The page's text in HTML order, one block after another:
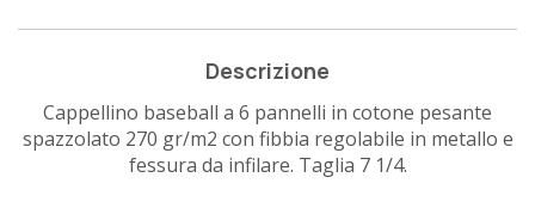
Descrizione
Cappellino baseball a 6 pannelli in cotone pesante
spazzolato 270 gr/m2 con fibbia regolabile in metallo e
fessura da infilare. Taglia 7 1/4.